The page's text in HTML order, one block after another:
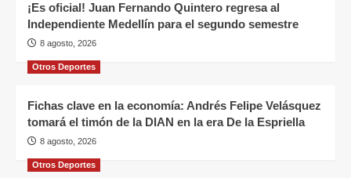
¡Es oficial! Juan Fernando Quintero regresa al
Independiente Medellín para el segundo semestre
8 agosto, 2026
Otros Deportes
Fichas clave en la economía: Andrés Felipe Velásquez
tomará el timón de la DIAN en la era De la Espriella
8 agosto, 2026
Otros Deportes